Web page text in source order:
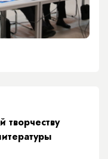
творчеству